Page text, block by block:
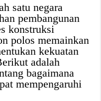
satu negara
pembangunan
konstruksi
polos memainkan
kekuatan
adalah
bagaimana
mempengaruhi